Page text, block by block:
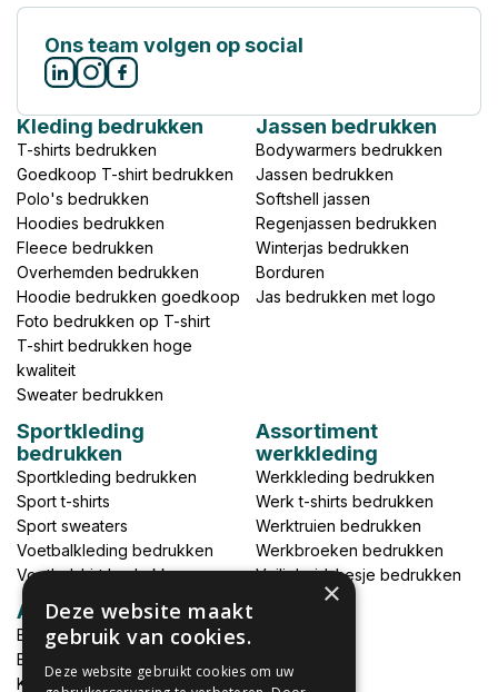
Ons team volgen op social
Kleding bedrukken
T-shirts bedrukken
Goedkoop T-shirt bedrukken
Polo's bedrukken
Hoodies bedrukken
Fleece bedrukken
Overhemden bedrukken
Hoodie bedrukken goedkoop
Foto bedrukken op T-shirt
T-shirt bedrukken hoge
kwaliteit
Sweater bedrukken
Jassen bedrukken
Bodywarmers bedrukken
Jassen bedrukken
Softshell jassen
Regenjassen bedrukken
Winterjas bedrukken
Borduren
Jas bedrukken met logo
Sportkleding
bedrukken
Sportkleding bedrukken
Sport t-shirts
Sport sweaters
Voetbalkleding bedrukken
Voetbalshirt bedrukken
Assortiment
werkkleding
Werkkleding bedrukken
Werk t-shirts bedrukken
Werktruien bedrukken
Werkbroeken bedrukken
Veiligheidshesje bedrukken
Accessoires
Babykleding bedrukken
Broek bedrukken
Kapmantels bedrukken
×
Deze website maakt
gebruik van cookies.
Deze website gebruikt cookies om uw